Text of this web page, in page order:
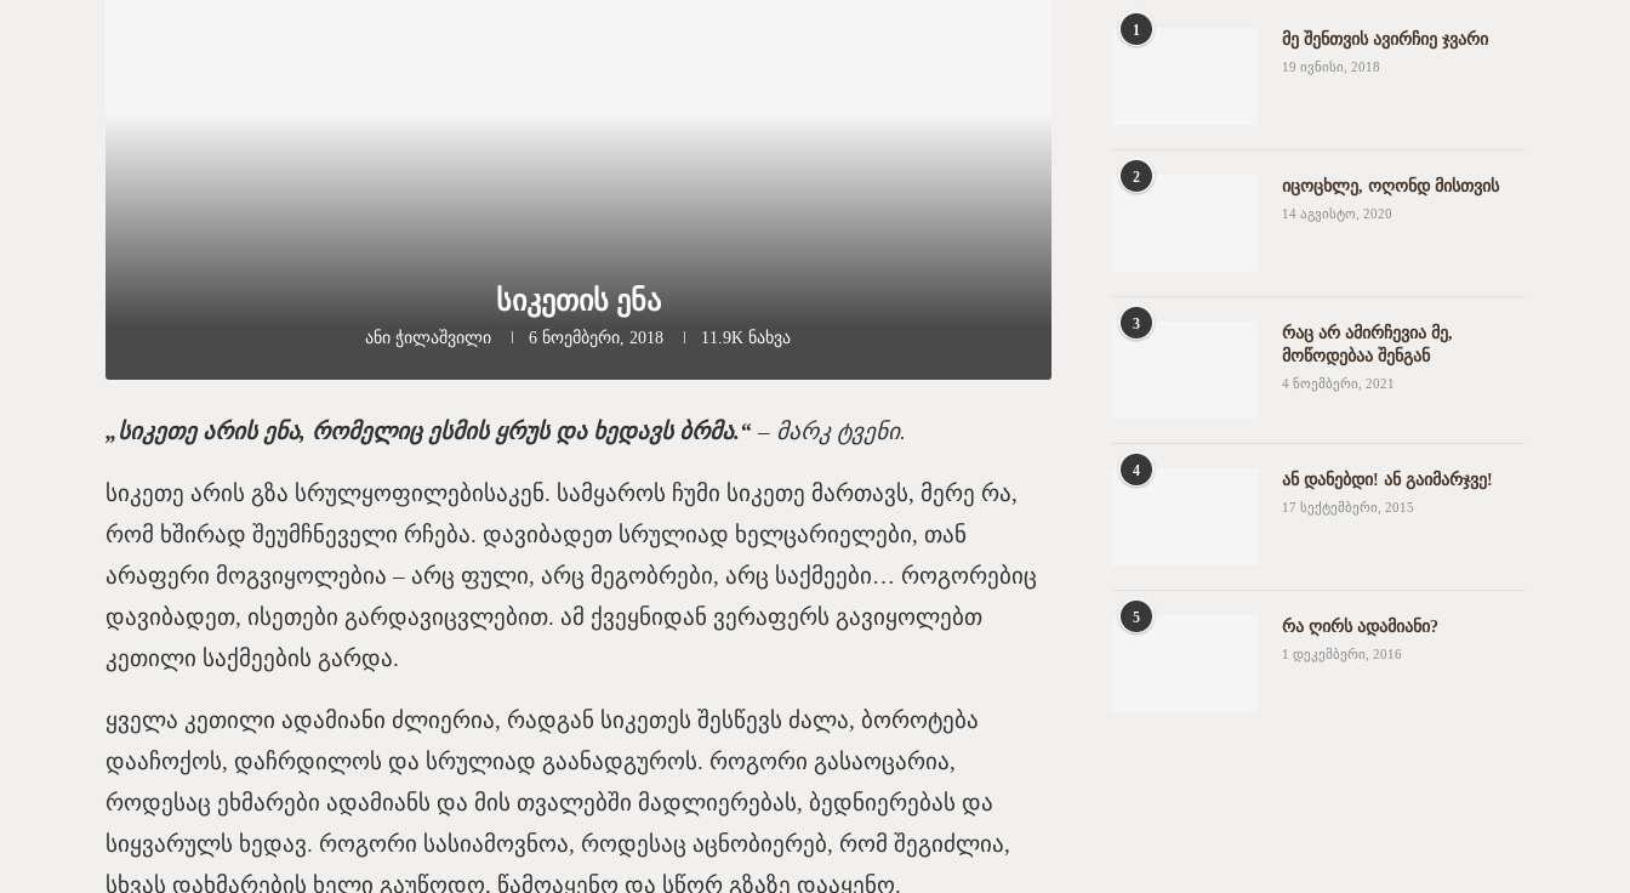
სიკეთის ენა
Ანი Ჭილაშვილი 6 ნოემბერი, 2018 11.9K ნახვა
„სიკეთე არის ენა, რომელიც ესმის ყრუს და ხედავს ბრმა.“ – მარკ ტვენი.
სიკეთე არის გზა სრულყოფილებისაკენ. სამყაროს ჩუმი სიკეთე მართავს, მერე რა,
რომ ხშირად შეუმჩნეველი რჩება. დავიბადეთ სრულიად ხელცარიელები, თან
არაფერი მოგვიყოლებია – არც ფული, არც მეგობრები, არც საქმეები… როგორებიც
დავიბადეთ, ისეთები გარდავიცვლებით. ამ ქვეყნიდან ვერაფერს გავიყოლებთ
კეთილი საქმეების გარდა.
ყველა კეთილი ადამიანი ძლიერია, რადგან სიკეთეს შესწევს ძალა, ბოროტება
დააჩოქოს, დაჩრდილოს და სრულიად გაანადგუროს. როგორი გასაოცარია,
როდესაც ეხმარები ადამიანს და მის თვალებში მადლიერებას, ბედნიერებას და
სიყვარულს ხედავ. როგორი სასიამოვნოა, როდესაც აცნობიერებ, რომ შეგიძლია,
სხვას დახმარების ხელი გაუწოდო, წამოაყენო და სწორ გზაზე დააყენო.
1
მე შენთვის ავირჩიე ჯვარი
19 ივნისი, 2018
2
იცოცხლე, ოღონდ მისთვის
14 აგვისტო, 2020
3
რაც არ ამირჩევია მე,
მოწოდებაა შენგან
4 ნოემბერი, 2021
4
ან დანებდი! ან გაიმარჯვე!
17 სექტემბერი, 2015
5
რა ღირს ადამიანი?
1 დეკემბერი, 2016